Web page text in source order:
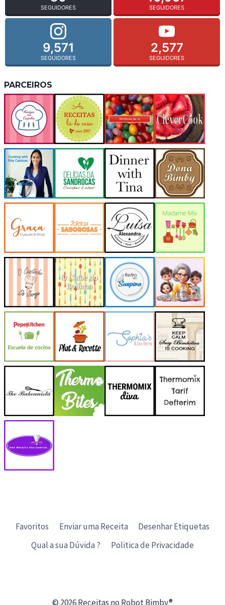
SEGUIDORES SEGUIDORES
9,571
SEGUIDORES
2,577
SEGUIDORES
PARCEIROS
Favoritos Enviar uma Receita
Desenhar Etiquetas
Qual a sua Dúvida ?
Politica de Privacidade
© 2026 Receitas no Robot Bimby®